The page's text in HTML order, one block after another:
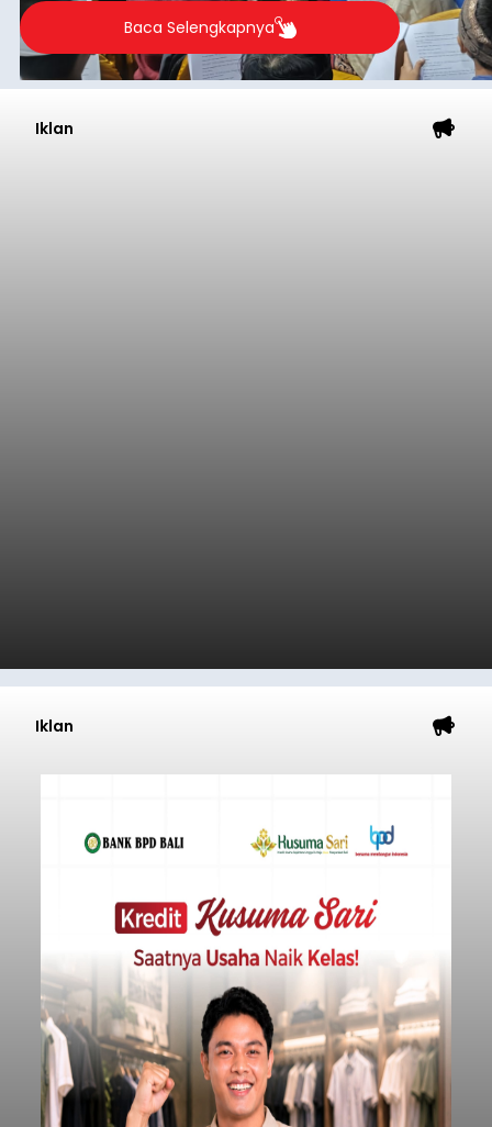
2026.
Baca Selengkapnya
Iklan
Iklan